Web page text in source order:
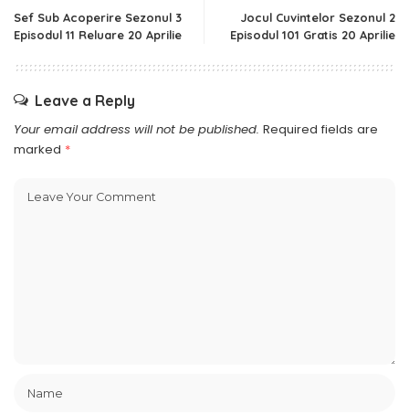
Sef Sub Acoperire Sezonul 3
Episodul 11 Reluare 20 Aprilie
Jocul Cuvintelor Sezonul 2
Episodul 101 Gratis 20 Aprilie
Leave a Reply
Your email address will not be published. Required fields are
marked *